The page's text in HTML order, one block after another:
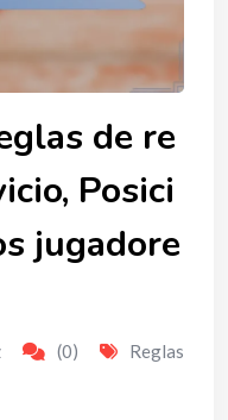
de re
Posici
jugadore
(0)
Reglas